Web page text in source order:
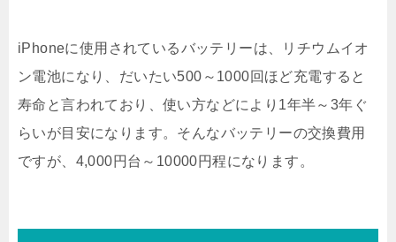
iPhoneに使用されているバッテリーは、リチウムイオ
ン電池になり、だいたい500～1000回ほど充電すると
寿命と言われており、使い方などにより1年半～3年ぐ
らいが目安になります。そんなバッテリーの交換費用
ですが、4,000円台～10000円程になります。